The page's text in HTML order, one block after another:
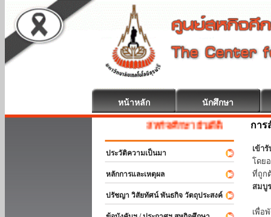
หน้าหลัก นักศึกษา
สหกิจศึกษา ยินดีต้อนรับ
ประวัติความเป็นมา
หลักการและเหตุผล
ปรัชญา วิสัยทัศน์ พันธกิจ วัตถุประสงค์
การ
เข้า
โดย
ที่ถูก
สมบู
เพื่อ